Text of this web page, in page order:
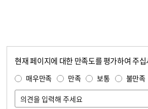
현재 페이지에 대한 만족도를 평가하여 주
매우만족 만족 보통 불만족